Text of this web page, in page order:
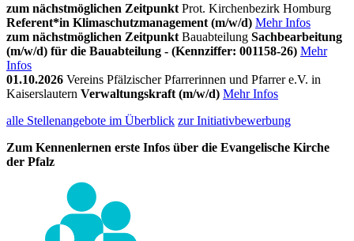
zum nächstmöglichen Zeitpunkt Prot. Kirchenbezirk Homburg
Referent*in Klimaschutzmanagement (m/w/d) Mehr Infos
zum nächstmöglichen Zeitpunkt Bauabteilung Sachbearbeitung
(m/w/d) für die Bauabteilung - (Kennziffer: 001158-26) Mehr
Infos
01.10.2026 Vereins Pfälzischer Pfarrerinnen und Pfarrer e.V. in
Kaiserslautern Verwaltungskraft (m/w/d) Mehr Infos
alle Stellenangebote im Überblick zur Initiativbewerbung
Zum Kennenlernen erste Infos über die Evangelische Kirche
der Pfalz